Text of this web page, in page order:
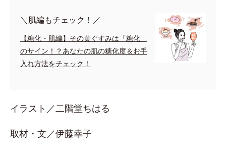
＼肌編もチェック！／
【糖化・肌編】その黄ぐすみは「糖化」
のサイン！？あなたの肌の糖化度＆お手
入れ方法をチェック！
イラスト／二階堂ちはる
取材・文／伊藤幸子